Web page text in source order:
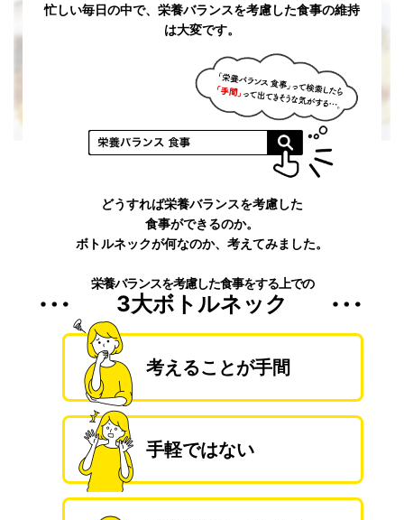
忙しい毎日の中で、栄養バランスを考慮した食事の維持
は大変です。
どうすれば栄養バランスを考慮した
食事ができるのか。
ボトルネックが何なのか、考えてみました。
栄養バランスを考慮した食事をする上での
3大ボトルネック
考えることが手間
手軽ではない